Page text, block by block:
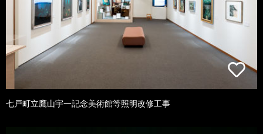
七戸町立鷹山宇一記念美術館等照明改修工事